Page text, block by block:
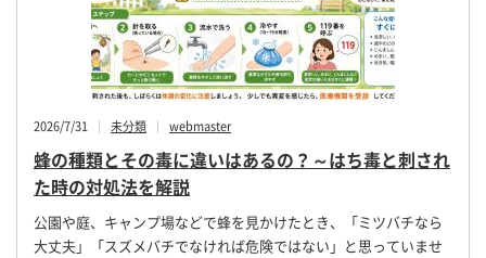
2026/7/31 未分類 webmaster
蜂の種類とその毒に違いはあるの？～はち毒と刺され
た時の対処法を解説
公園や庭、キャンプ場などで蜂を見かけたとき、「ミツバチなら
大丈夫」「スズメバチでなければ危険ではない」と思っていませ